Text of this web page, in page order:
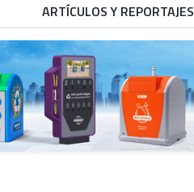
ARTÍCULOS Y REPORTAJES